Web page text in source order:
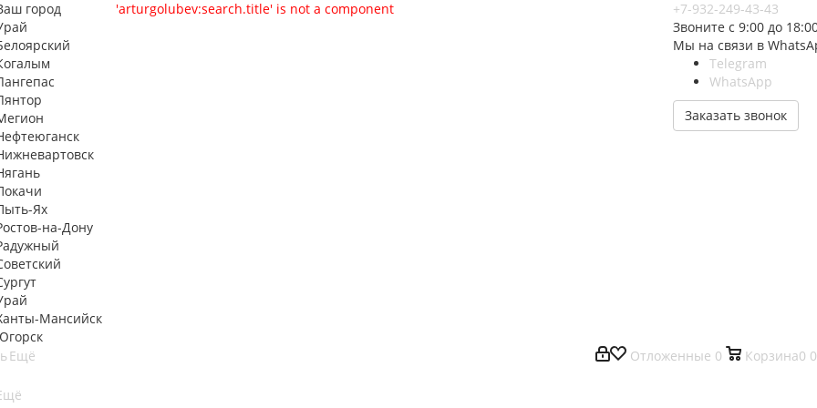
город
Ях
на-Дону
Мансийск
'arturgolubev:search.title' is not a component
+7-932-249-43-43
Звоните с 9:00 до
Мы на связи в
Telegram
WhatsApp
Заказать звонок
Отложенные 0 Корзина0 0
Ещё